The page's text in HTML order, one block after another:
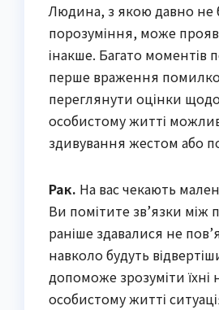
Людина, з якою давно не
порозуміння, може
інакше. Багато моментів
перше враження
переглянути оцінки
особистому житті
здивування жестом або
Рак. На вас чекають
Ви помітите зв’язки між
раніше здавалися не
навколо будуть
допоможе зрозуміти їхні
особистому житті